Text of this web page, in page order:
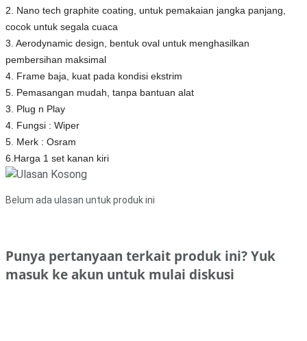
2. Nano tech graphite coating, untuk pemakaian jangka panjang,
cocok untuk segala cuaca
3. Aerodynamic design, bentuk oval untuk menghasilkan
pembersihan maksimal
4. Frame baja, kuat pada kondisi ekstrim
5. Pemasangan mudah, tanpa bantuan alat
3. Plug n Play
4. Fungsi : Wiper
5. Merk : Osram
6.Harga 1 set kanan kiri
Belum ada ulasan untuk produk ini
Punya pertanyaan terkait produk ini? Yuk
masuk ke akun untuk mulai diskusi